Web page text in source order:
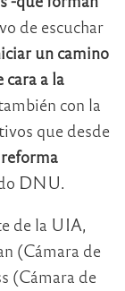
de escuchar
un camino
cara a la
con la
que desde
reforma
DNU.
de la UIA,
(Cámara de
(Cámara de